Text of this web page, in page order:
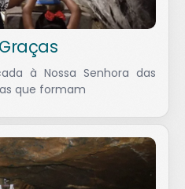
à Nossa Senhora das
que formam